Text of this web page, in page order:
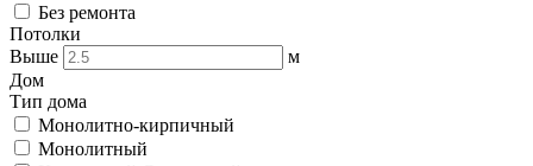
Без ремонта
Потолки
Выше
м
Дом
Тип дома
Монолитно-кирпичный
Монолитный